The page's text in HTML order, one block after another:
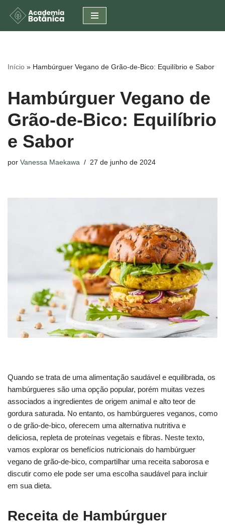
Pular
conteúdo
Início » Hambúrguer Vegano de Grão-de-Bico: Equilíbrio e Sabor
Hambúrguer Vegano de
Grão-de-Bico: Equilíbrio
e Sabor
por Vanessa Maekawa 27 de junho de 2024
Quando se trata de uma alimentação saudável e equilibrada, os
hambúrgueres são uma opção popular, porém muitas vezes
associados a ingredientes de origem animal e alto teor de
gordura saturada. No entanto, os hambúrgueres veganos, como
o de grão-de-bico, oferecem uma alternativa nutritiva e
deliciosa, repleta de proteínas vegetais e fibras. Neste texto,
vamos explorar os benefícios nutricionais do hambúrguer
vegano de grão-de-bico, compartilhar uma receita saborosa e
discutir como ele pode ser uma escolha saudável para incluir
em sua dieta.
Receita de Hambúrguer